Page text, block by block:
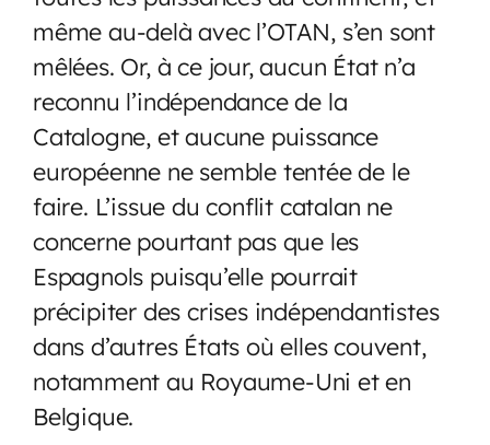
même au-delà avec l’OTAN, s’en sont
mêlées. Or, à ce jour, aucun État n’a
reconnu l’indépendance de la
Catalogne, et aucune puissance
européenne ne semble tentée de le
faire. L’issue du conflit catalan ne
concerne pourtant pas que les
Espagnols puisqu’elle pourrait
précipiter des crises indépendantistes
dans d’autres États où elles couvent,
notamment au Royaume-Uni et en
Belgique.